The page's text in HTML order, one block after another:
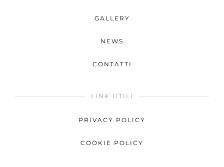
GALLERY
NEWS
CONTATTI
LINK UTILI
PRIVACY POLICY
COOKIE POLICY